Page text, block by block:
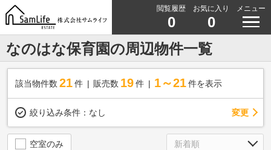
閲覧履歴
0
お気に入り
0
メニュー
なのはな保育園の周辺物件一覧
該当物件数 21件 販売数 19 件 1～21 件を表示
絞り込み条件： なし 変更
空室のみ